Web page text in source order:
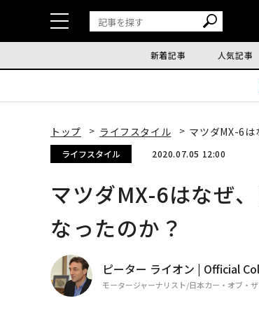
新着記事 人気記事
トップ ライフスタイル マツダMX-6は
ライフスタイル 2020.07.05 12:00
マツダMX-6はなぜ
なったのか？
ピーター ライオン | Official
モータージャーナリスト/日本カー・オブ・